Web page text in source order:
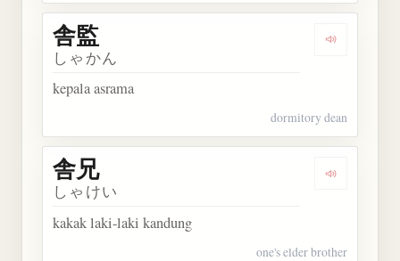
Dengarkan
舎監
しゃかん
kepala asrama
dormitory dean
Dengarkan
舎兄
しゃけい
kakak laki-laki kandung
one's elder brother